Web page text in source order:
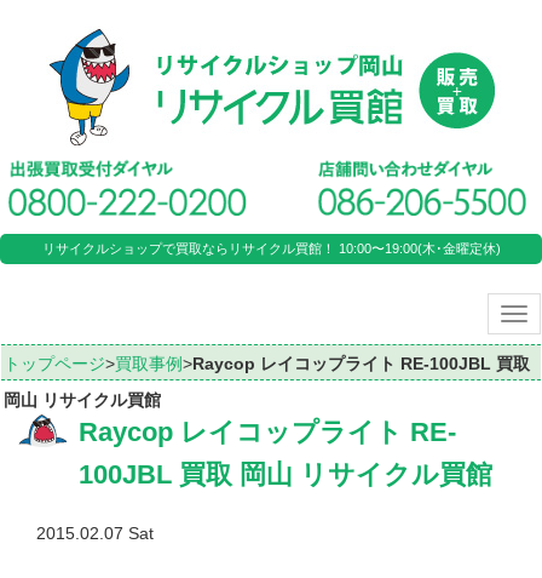
リサイクルショップで買取ならリサイクル買館！ 10:00〜19:00(木･金曜定休)
トップページ>買取事例>Raycop レイコップライト RE-100JBL 買取
岡山 リサイクル買館
Raycop レイコップライト RE-
100JBL 買取 岡山 リサイクル買館
2015.02.07 Sat